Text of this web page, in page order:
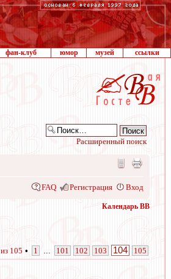
фан-клуб юмор музей ссылки
Расширенный поиск
FAQ Регистрация Вход
Календарь ВВ
из 105 • 1 101 102 103 104 105